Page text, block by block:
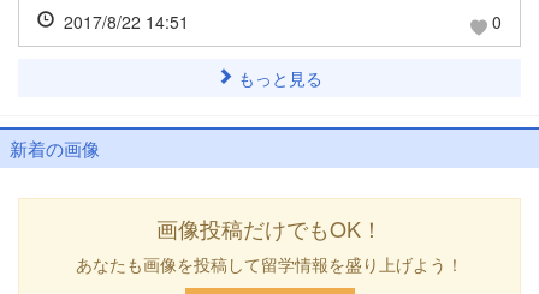
2017/8/22 14:51
0
もっと見る
新着の画像
画像投稿だけでもOK！
あなたも画像を投稿して留学情報を盛り上げよう！